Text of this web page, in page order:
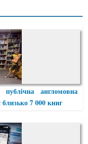
англомовна
7 000 книг